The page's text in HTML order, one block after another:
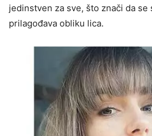
jedinstven za sve, što znači da
prilagođava obliku lica.